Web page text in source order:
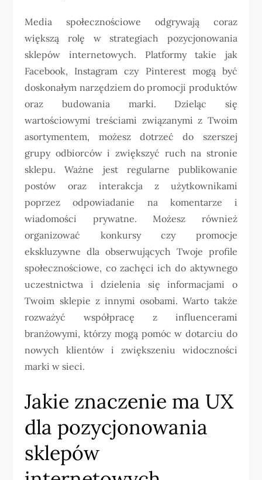
Media społecznościowe odgrywają coraz
większą rolę w strategiach pozycjonowania
sklepów internetowych. Platformy takie jak
Facebook, Instagram czy Pinterest mogą być
doskonałym narzędziem do promocji produktów
oraz budowania marki. Dzieląc się
wartościowymi treściami związanymi z Twoim
asortymentem, możesz dotrzeć do szerszej
grupy odbiorców i zwiększyć ruch na stronie
sklepu. Ważne jest regularne publikowanie
postów oraz interakcja z użytkownikami
poprzez odpowiadanie na komentarze i
wiadomości prywatne. Możesz również
organizować konkursy czy promocje
ekskluzywne dla obserwujących Twoje profile
społecznościowe, co zachęci ich do aktywnego
uczestnictwa i dzielenia się informacjami o
Twoim sklepie z innymi osobami. Warto także
rozważyć współpracę z influencerami
branżowymi, którzy mogą pomóc w dotarciu do
nowych klientów i zwiększeniu widoczności
marki w sieci.
Jakie znaczenie ma UX
dla pozycjonowania
sklepów